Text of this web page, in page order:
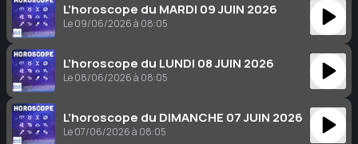
L’horoscope du MARDI 09 JUIN 2026
Le 09/06/2026 à 08:05
L’horoscope du LUNDI 08 JUIN 2026
Le 08/06/2026 à 08:05
L’horoscope du DIMANCHE 07 JUIN 2026
Le 07/06/2026 à 08:05